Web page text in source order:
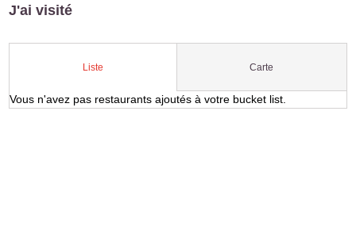
J'ai visité
Liste Carte
Vous n'avez pas restaurants ajoutés à votre bucket list.